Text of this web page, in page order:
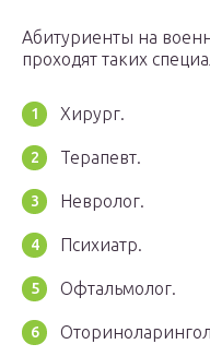
Абитуриенты на
проходят таких
Хирург.
Терапевт.
Невролог.
Психиатр.
Офтальмолог.